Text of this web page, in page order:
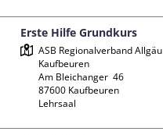
Erste Hilfe Grundkurs
ASB Regionalverband Allgäu
Kaufbeuren
Am Bleichanger  46
87600 Kaufbeuren
Lehrsaal